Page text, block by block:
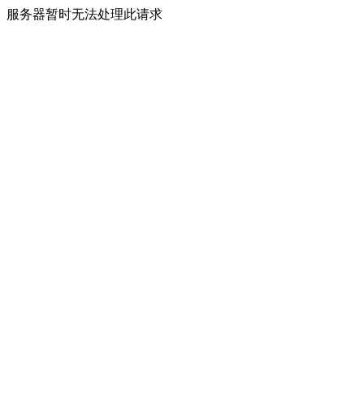
服务器暂时无法处理此请求